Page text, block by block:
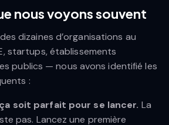
nous voyons souvent
dizaines d’organisations au
startups, établissements
publics — nous avons identifié les
:
soit parfait pour se lancer. La
pas. Lancez une première